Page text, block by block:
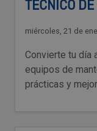
TÉCNICO
miércoles, 21 de
Convierte tu día
equipos de
prácticas y